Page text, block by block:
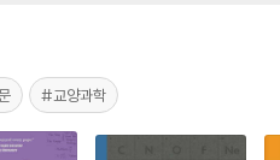
#교양과학